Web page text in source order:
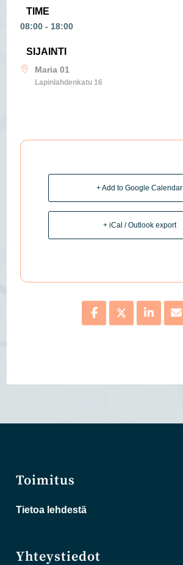
TIME
08:00 - 18:00
SIJAINTI
Maria 01
Lapinlahdenkatu 16
+ Add to Google Calendar
+ iCal / Outlook export
Toimitus
Tietoa lehdestä
Yhteystiedot